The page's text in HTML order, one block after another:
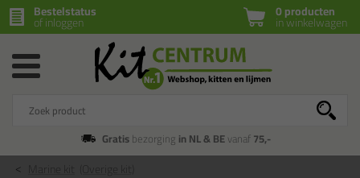
0 producten
in winkelwagen
Bestelstatus
of inloggen
Gratisbezorging in NL & BEvanaf75,-